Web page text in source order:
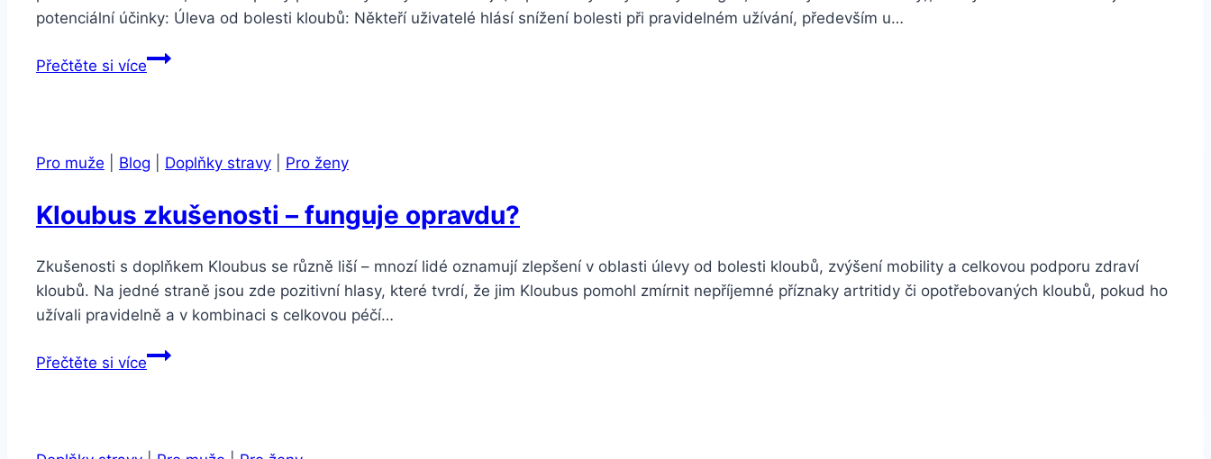
potenciální účinky: Úleva od bolesti kloubů: Někteří uživatelé hlásí snížení bolesti při pravidelném užívání, především u…
Přečtěte si víceJaké
Kloubusu?
Pro muže Blog Doplňky stravy Pro ženy
Kloubus zkušenosti – funguje opravdu?
Zkušenosti s doplňkem Kloubus se různě liší – mnozí lidé oznamují zlepšení v oblasti úlevy od bolesti kloubů, zvýšení mobility a celkovou podporu zdraví
kloubů. Na jedné straně jsou zde pozitivní hlasy, které tvrdí, že jim Kloubus pomohl zmírnit nepříjemné příznaky artritidy či opotřebovaných kloubů, pokud ho
užívali pravidelně a v kombinaci s celkovou péčí…
Přečtěte si víceKloubus
opravdu?